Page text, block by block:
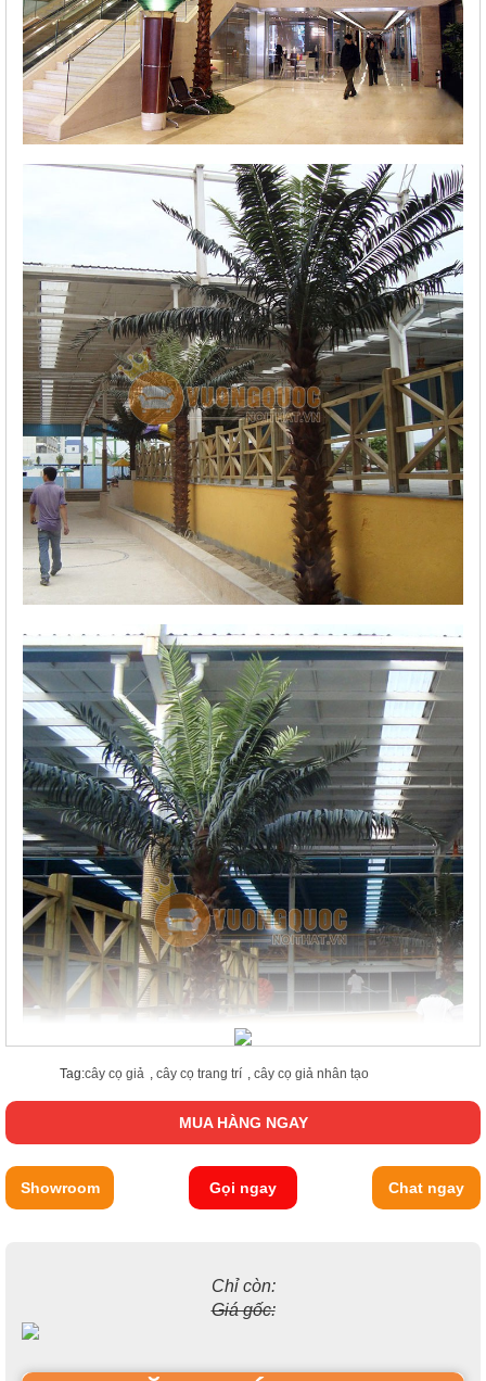
Tag:cây cọ giả , cây cọ trang trí , cây cọ giả nhân tạo
MUA HÀNG NGAY
Showroom Gọi ngay Chat ngay
Chỉ còn:
Giá gốc: